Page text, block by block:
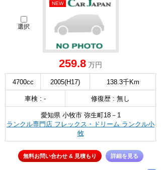
選択
NEW
259.8 万円
4700cc 2005(H17) 138.3千Km
車検 : - 修復歴 : 無し
愛知県 小牧市 弥生町18－1
ランクル専門店 フレックス・ドリーム ランクル小
牧
無料お問い合わせ & 見積もり 詳細を見る